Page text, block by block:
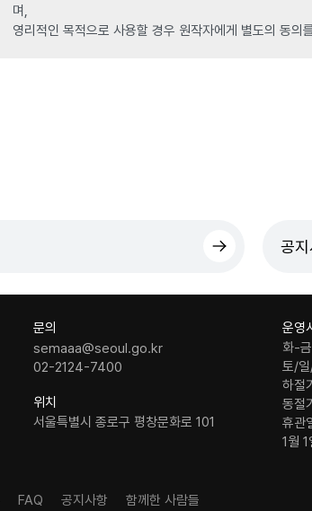
며,
영리적인 목적으로 사용할 경우 원작자에게 별도의 동의
공
문의
semaaa@seoul.go.kr
02-2124-7400
위치
서울특별시 종로구 평창문화로 101
운영
화-
토/
하절
동절
휴관
1월
FAQ 공지사항 함께한 사람들